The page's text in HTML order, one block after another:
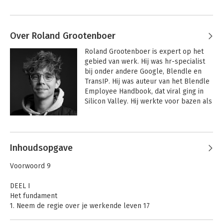
Over Roland Grootenboer
Roland Grootenboer is expert op het
gebied van werk. Hij was hr-specialist
bij onder andere Google, Blendle en
TransIP. Hij was auteur van het Blendle
Employee Handbook, dat viral ging in
Silicon Valley. Hij werkte voor bazen als
de tafel aan.
Andere boeken door Roland
Grootenboer
Inhoudsopgave
Voorwoord 9
DEEL I
Het fundament
1. Neem de regie over je werkende leven 17